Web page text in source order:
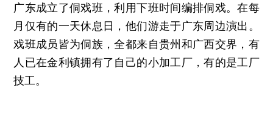
广东成立了侗戏班，利用下班时间编排侗戏。在每
月仅有的一天休息日，他们游走于广东周边演出。
戏班成员皆为侗族，全都来自贵州和广西交界，有
人已在金利镇拥有了自己的小加工厂，有的是工厂
技工。